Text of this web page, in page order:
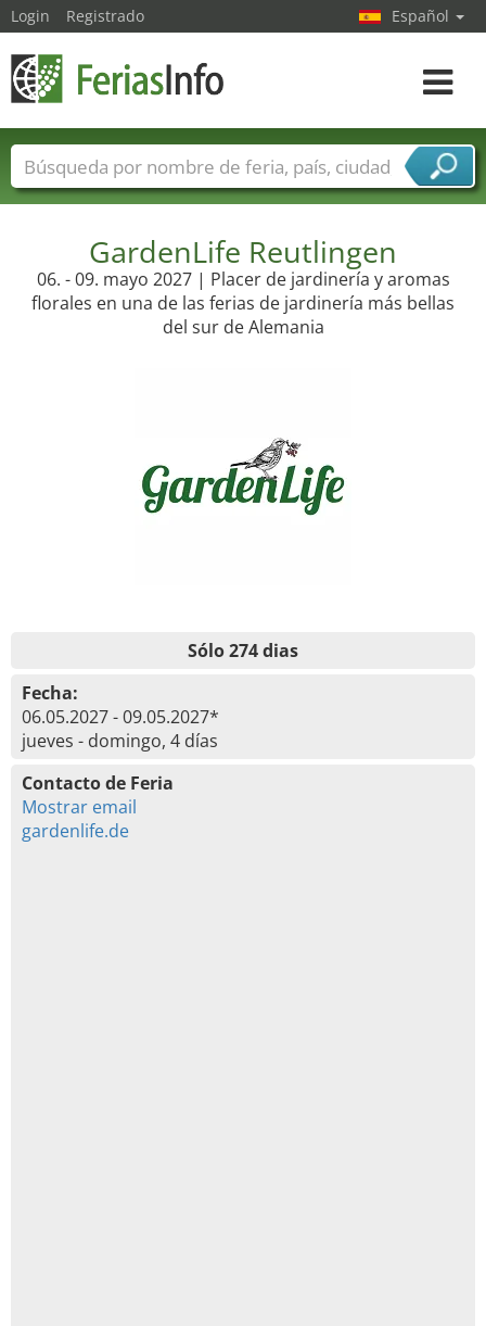
GardenLife Reutlingen
06. - 09. mayo 2027 | Placer de jardinería y aromas
florales en una de las ferias de jardinería más bellas
del sur de Alemania
Sólo 274 dias
Fecha:
06.05.2027 - 09.05.2027*
jueves - domingo, 4 días
Contacto de Feria
Mostrar email
gardenlife.de
Login Registrado Español
toggle
Nombres de ferias Países
Ciudades
Sectores de proveedor de servicios